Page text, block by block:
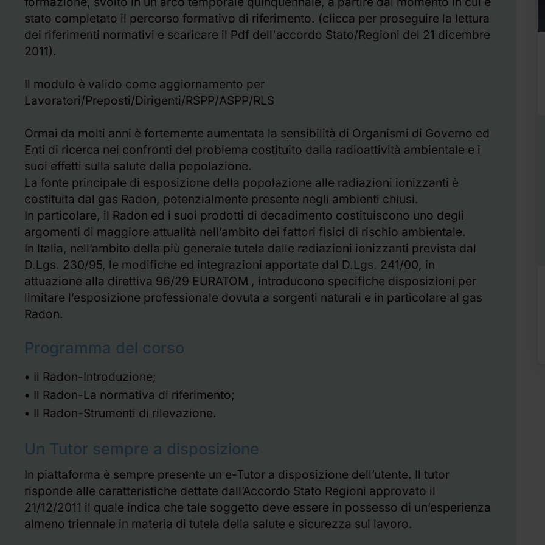
stato completato il percorso formativo di riferimento. (clicca per proseguire la lettura
dei riferimenti normativi e scaricare il Pdf dell'accordo Stato/Regioni del 21 dicembre
2011).
Il modulo è valido come aggiornamento per
Lavoratori/Preposti/Dirigenti/RSPP/ASPP/RLS
Ormai da molti anni è fortemente aumentata la sensibilità di Organismi di Governo ed
Enti di ricerca nei confronti del problema costituito dalla radioattività ambientale e i
suoi effetti sulla salute della popolazione.
La fonte principale di esposizione della popolazione alle radiazioni ionizzanti è
costituita dal gas Radon, potenzialmente presente negli ambienti chiusi.
In particolare, il Radon ed i suoi prodotti di decadimento costituiscono uno degli
argomenti di maggiore attualità nell’ambito dei fattori fisici di rischio ambientale.
In Italia, nell’ambito della più generale tutela dalle radiazioni ionizzanti prevista dal
D.Lgs. 230/95, le modifiche ed integrazioni apportate dal D.Lgs. 241/00, in
attuazione alla direttiva 96/29 EURATOM , introducono specifiche disposizioni per
limitare l’esposizione professionale dovuta a sorgenti naturali e in particolare al gas
Radon.
Programma del corso
Il Radon-Introduzione;
Il Radon-La normativa di riferimento;
Il Radon-Strumenti di rilevazione.
Un Tutor sempre a disposizione
In piattaforma è sempre presente un e-Tutor a disposizione dell’utente. Il tutor
risponde alle caratteristiche dettate dall’Accordo Stato Regioni approvato il
21/12/2011 il quale indica che tale soggetto deve essere in possesso di un’esperienza
almeno triennale in materia di tutela della salute e sicurezza sul lavoro.